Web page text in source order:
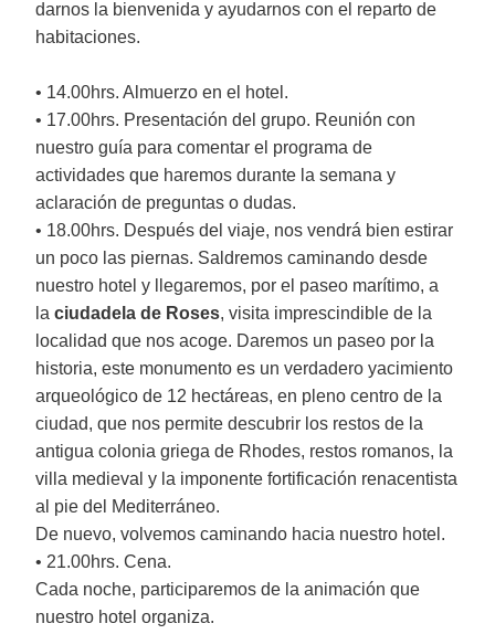
darnos la bienvenida y ayudarnos con el reparto de
habitaciones.
• 14.00hrs. Almuerzo en el hotel.
• 17.00hrs. Presentación del grupo. Reunión con
nuestro guía para comentar el programa de
actividades que haremos durante la semana y
aclaración de preguntas o dudas.
• 18.00hrs. Después del viaje, nos vendrá bien estirar
un poco las piernas. Saldremos caminando desde
nuestro hotel y llegaremos, por el paseo marítimo, a
la ciudadela de Roses, visita imprescindible de la
localidad que nos acoge. Daremos un paseo por la
historia, este monumento es un verdadero yacimiento
arqueológico de 12 hectáreas, en pleno centro de la
ciudad, que nos permite descubrir los restos de la
antigua colonia griega de Rhodes, restos romanos, la
villa medieval y la imponente fortificación renacentista
al pie del Mediterráneo.
De nuevo, volvemos caminando hacia nuestro hotel.
• 21.00hrs. Cena.
Cada noche, participaremos de la animación que
nuestro hotel organiza.